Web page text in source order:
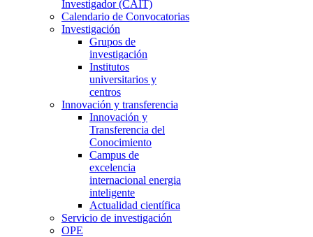
Investigador (CAIT)
Calendario de Convocatorias
Investigación
Grupos de
investigación
Institutos
universitarios y
centros
Innovación y transferencia
Innovación y
Transferencia del
Conocimiento
Campus de
excelencia
internacional energia
inteligente
Actualidad científica
Servicio de investigación
OPE